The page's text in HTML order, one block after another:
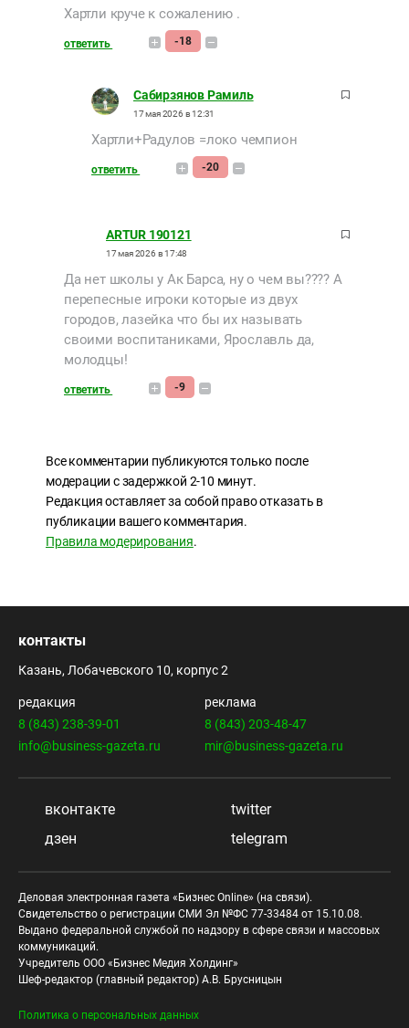
Хартли круче к сожалению .
ответить -18
Сабирзянов Рамиль
17 мая 2026 в 12:31
Хартли+Радулов =локо чемпион
ответить -20
ARTUR 190121
17 мая 2026 в 17:48
Да нет школы у Ак Барса, ну о чем вы???? А
перепесные игроки которые из двух
городов, лазейка что бы их называть
своими воспитаниками, Ярославль да,
молодцы!
ответить -9
Все комментарии публикуются только после
модерации с задержкой 2-10 минут.
Редакция оставляет за собой право отказать в
публикации вашего комментария.
Правила модерирования.
контакты
Казань, Лобачевского 10, корпус 2
редакция
8 (843) 238-39-01
info@business-gazeta.ru
реклама
8 (843) 203-48-47
mir@business-gazeta.ru
вконтакте
twitter
дзен
telegram
Деловая электронная газета «Бизнес Online» (на связи).
Свидетельство о регистрации СМИ Эл №ФС 77-33484 от 15.10.08.
Выдано федеральной службой по надзору в сфере связи и массовых
коммуникаций.
Учредитель ООО «Бизнес Медия Холдинг»
Шеф-редактор (главный редактор) А.В. Брусницын
Политика о персональных данных